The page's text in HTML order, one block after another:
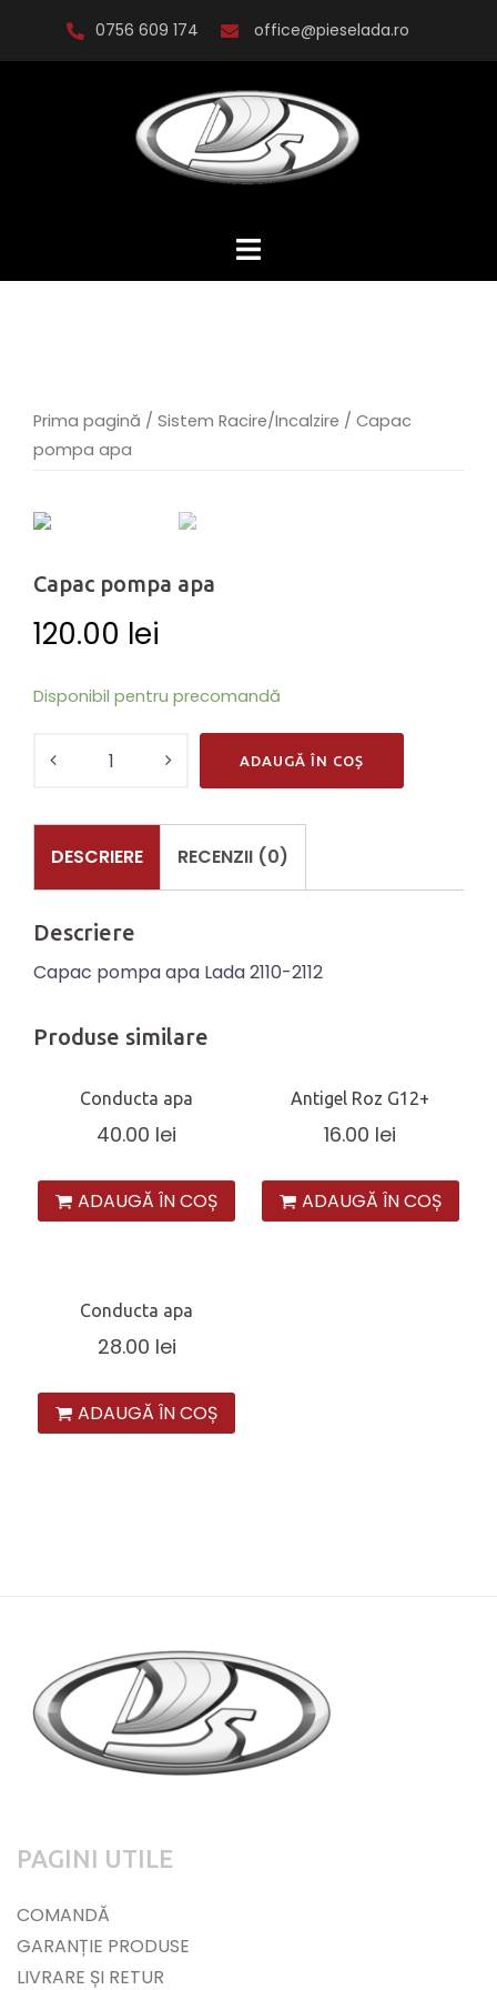
0756 609 174 office@pieselada.ro
Prima pagină / Sistem Racire/Incalzire / Capac
pompa apa
Capac pompa apa
120.00 lei
Disponibil pentru precomandă
ADAUGĂ ÎN COȘ
DESCRIERE RECENZII (0)
Descriere
Capac pompa apa Lada 2110-2112
Produse similare
Conducta apa
40.00 lei
ADAUGĂ ÎN COȘ
Antigel Roz G12+
16.00 lei
ADAUGĂ ÎN COȘ
Conducta apa
28.00 lei
ADAUGĂ ÎN COȘ
PAGINI UTILE
COMANDĂ
GARANȚIE PRODUSE
LIVRARE ȘI RETUR